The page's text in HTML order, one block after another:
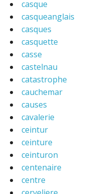
casque
casqueanglais
casques
casquette
casse
castelnau
catastrophe
cauchemar
causes
cavalerie
ceintur
ceinture
ceinturon
centenaire
centre